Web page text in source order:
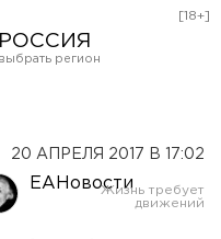
РОССИЯ
Оренбург
[18+]
20 АПРЕЛЯ 2017 В 17:02
ЕАНовости